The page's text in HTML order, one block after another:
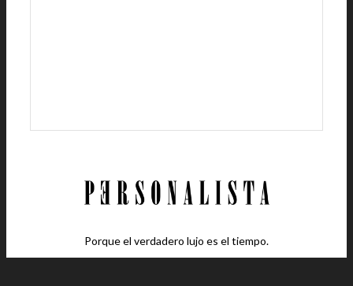
Porque el verdadero lujo es el tiempo.